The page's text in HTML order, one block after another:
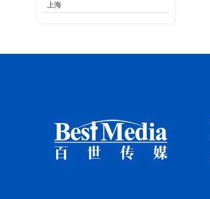
上海
山东省
河南省
湖北省